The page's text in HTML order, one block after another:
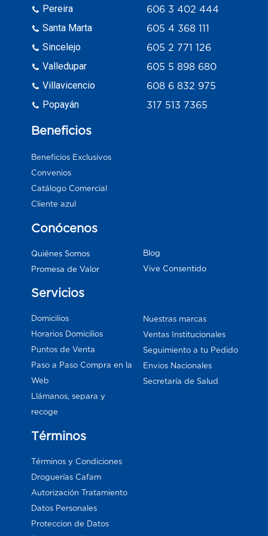
Pereira
Santa Marta
Sincelejo
Valledupar
Villavicencio
Popayán
606 3 402 444
605 4 368 111
605 2 771 126
605 5 898 680
608 6 832 975
317 513 7365
Beneficios
Beneficios Exclusivos
Convenios
Catálogo Comercial
Cliente azul
Conócenos
Quiénes Somos
Promesa de Valor
Blog
Vive Consentido
Servicios
Domicilios
Horarios Domicilios
Puntos de Venta
Paso a Paso Compra en la
Web
Llámanos, separa y
recoge
Nuestras marcas
Ventas Institucionales
Seguimiento a tu Pedido
Envios Nacionales
Secretaría de Salud
Términos
Términos y Condiciones
Droguerías Cafam
Autorización Tratamiento
Datos Personales
Proteccion de Datos